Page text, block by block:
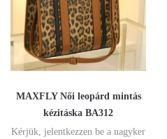
MAXFLY Női leopárd mintás
kézitáska BA312
Kérjük, jelentkezzen be a nagyker